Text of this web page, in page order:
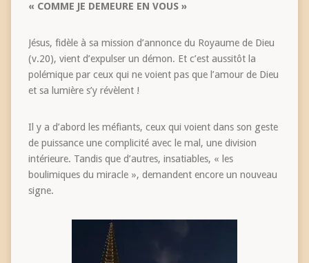
« COMME JE DEMEURE EN VOUS »
Jésus, fidèle à sa mission d’annonce du Royaume de Dieu
(v.20), vient d’expulser un démon. Et c’est aussitôt la
polémique par ceux qui ne voient pas que l’amour de Dieu
et sa lumière s’y révèlent !
Il y a d’abord les méfiants, ceux qui voient dans son geste
de puissance une complicité avec le mal, une division
intérieure. Tandis que d’autres, insatiables, « les
boulimiques du miracle », demandent encore un nouveau
signe.